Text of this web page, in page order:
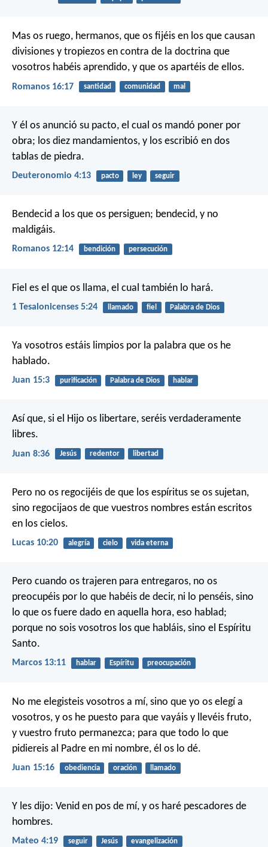
Mas os ruego, hermanos, que os fijéis en los que causan
divisiones y tropiezos en contra de la doctrina que
vosotros habéis aprendido, y que os apartéis de ellos.
Romanos 16:17 santidad comunidad mal
Y él os anunció su pacto, el cual os mandó poner por
obra; los diez mandamientos, y los escribió en dos
tablas de piedra.
Deuteronomio 4:13 pacto ley seguir
Bendecid a los que os persiguen; bendecid, y no
maldigáis.
Romanos 12:14 bendición persecución
Fiel es el que os llama, el cual también lo hará.
1 Tesalonicenses 5:24 llamado fiel Palabra de Dios
Ya vosotros estáis limpios por la palabra que os he
hablado.
Juan 15:3 purificación Palabra de Dios hablar
Así que, si el Hijo os libertare, seréis verdaderamente
libres.
Juan 8:36 Jesús redentor libertad
Pero no os regocijéis de que los espíritus se os sujetan,
sino regocijaos de que vuestros nombres están escritos
en los cielos.
Lucas 10:20 alegría cielo vida eterna
Pero cuando os trajeren para entregaros, no os
preocupéis por lo que habéis de decir, ni lo penséis, sino
lo que os fuere dado en aquella hora, eso hablad;
porque no sois vosotros los que habláis, sino el Espíritu
Santo.
Marcos 13:11 hablar Espíritu preocupación
No me elegisteis vosotros a mí, sino que yo os elegí a
vosotros, y os he puesto para que vayáis y llevéis fruto,
y vuestro fruto permanezca; para que todo lo que
pidiereis al Padre en mi nombre, él os lo dé.
Juan 15:16 obediencia oración llamado
Y les dijo: Venid en pos de mí, y os haré pescadores de
hombres.
Mateo 4:19 seguir Jesús evangelización